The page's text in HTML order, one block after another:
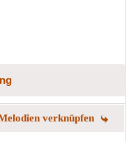
verknüpfen